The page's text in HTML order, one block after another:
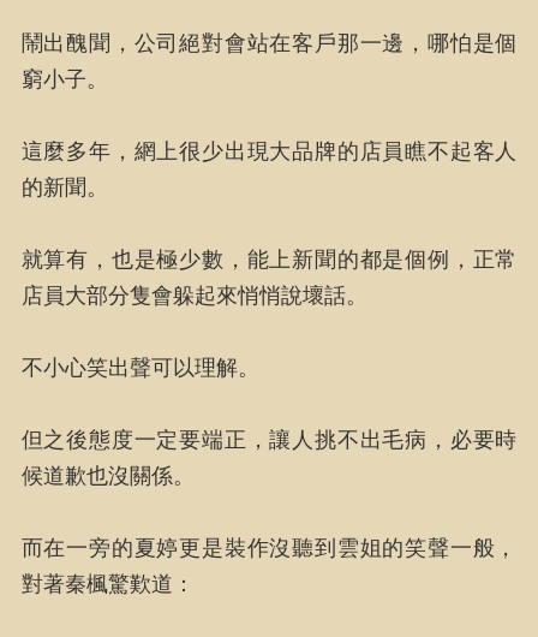
鬧出醜聞，公司絕對會站在客戶那一邊，哪怕是個
窮小子。
這麼多年，網上很少出現大品牌的店員瞧不起客人
的新聞。
就算有，也是極少數，能上新聞的都是個例，正常
店員大部分隻會躲起來悄悄說壞話。
不小心笑出聲可以理解。
但之後態度一定要端正，讓人挑不出毛病，必要時
候道歉也沒關係。
而在一旁的夏婷更是裝作沒聽到雲姐的笑聲一般，
對著秦楓驚歎道：